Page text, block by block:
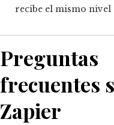
recibe el mismo nivel
Preguntas
frecuentes
Zapier